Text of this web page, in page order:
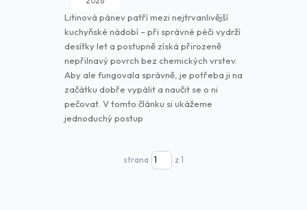
Litinová pánev patří mezi nejtrvanlivější
kuchyňské nádobí – při správné péči vydrží
desítky let a postupně získá přirozeně
nepřilnavý povrch bez chemických vrstev.
Aby ale fungovala správně, je potřeba ji na
začátku dobře vypálit a naučit se o ni
pečovat. V tomto článku si ukážeme
jednoduchý postup
strana z 1